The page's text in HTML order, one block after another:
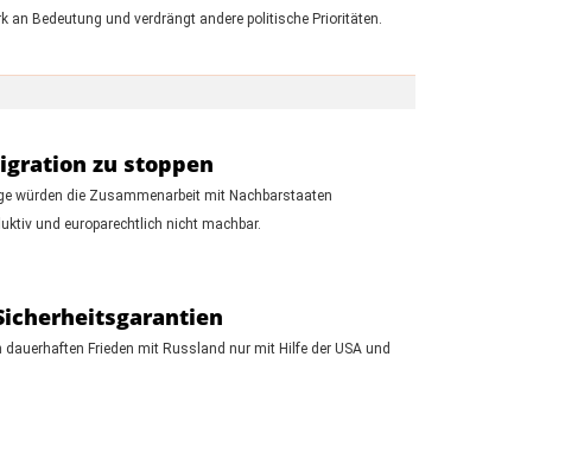
Bedeutung und verdrängt andere politische Prioritäten.
zu stoppen
würden die Zusammenarbeit mit Nachbarstaaten
und europarechtlich nicht machbar.
Frieden mit Russland nur mit Hilfe der USA und